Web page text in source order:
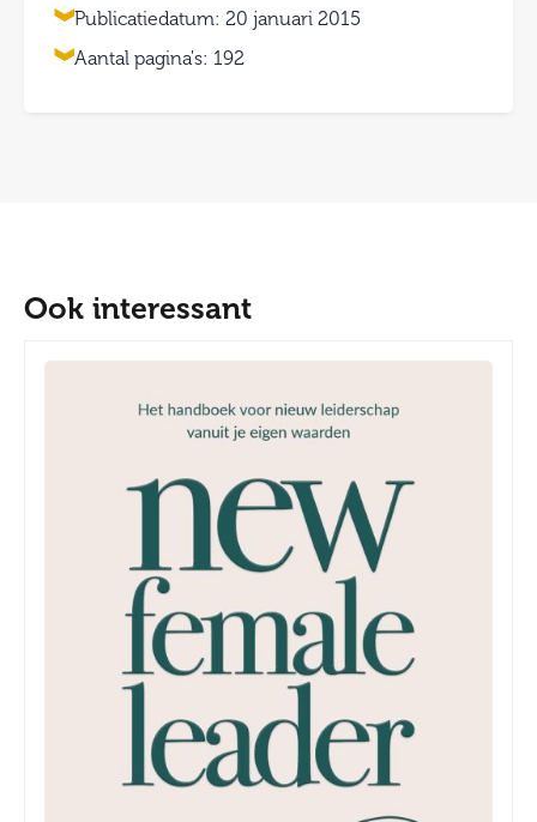
Publicatiedatum: 20 januari 2015
Aantal pagina's: 192
Ook interessant